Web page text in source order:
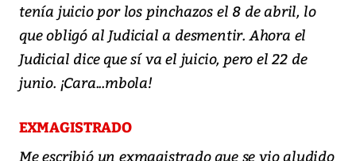
tenía juicio por los pinchazos el 8 de abril, lo
que obligó al Judicial a desmentir. Ahora el
Judicial dice que sí va el juicio, pero el 22 de
junio. ¡Cara...mbola!
EXMAGISTRADO
Me escribió un exmagistrado que se vio aludido